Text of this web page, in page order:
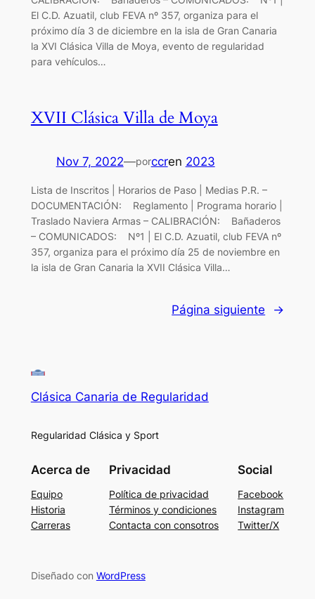
El C.D. Azuatil, club FEVA nº 357, organiza para el
próximo día 3 de diciembre en la isla de Gran Canaria
la XVI Clásica Villa de Moya, evento de regularidad
para vehículos…
XVII Clásica Villa de Moya
Nov 7, 2022—porccren 2023
Lista de Inscritos | Horarios de Paso | Medias P.R. –
DOCUMENTACIÓN: Reglamento | Programa horario |
Traslado Naviera Armas – CALIBRACIÓN: Bañaderos
– COMUNICADOS: Nº1 | El C.D. Azuatil, club FEVA nº
357, organiza para el próximo día 25 de noviembre en
la isla de Gran Canaria la XVII Clásica Villa…
Página siguiente →
Clásica Canaria de Regularidad
Regularidad Clásica y Sport
Acerca de
Equipo
Historia
Carreras
Privacidad
Política de privacidad
Términos y condiciones
Contacta con consotros
Social
Facebook
Instagram
Twitter/X
Diseñado con WordPress